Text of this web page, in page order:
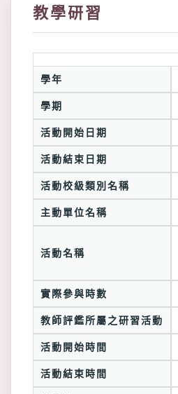
教學研習
學年
學期
活動開始日期
活動結束日期
活動校級類別名稱
主動單位名稱
活動名稱
實際參與時數
教師評鑑所屬之研習活動
活動開始時間
活動結束時間